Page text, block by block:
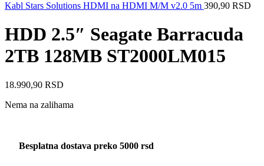
Kabl Stars Solutions HDMI na HDMI M/M v2.0 5m 390,90 RSD
HDD 2.5″ Seagate Barracuda
2TB 128MB ST2000LM015
18.990,90 RSD
Nema na zalihama
Besplatna dostava preko 5000 rsd